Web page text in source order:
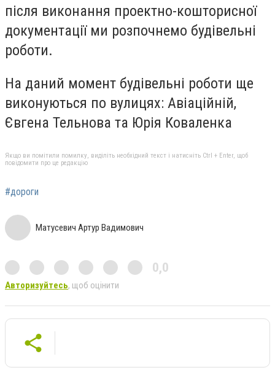
після виконання проектно-кошторисної
документації ми розпочнемо будівельні
роботи.
На даний момент будівельні роботи ще
виконуються по вулицях: Авіаційній,
Євгена Тельнова та Юрія Коваленка
Якщо ви помітили помилку, виділіть необхідний текст і натисніть Ctrl + Enter, щоб
повідомити про це редакцію
#дороги
Матусевич Артур Вадимович
0,0
Авторизуйтесь, щоб оцінити